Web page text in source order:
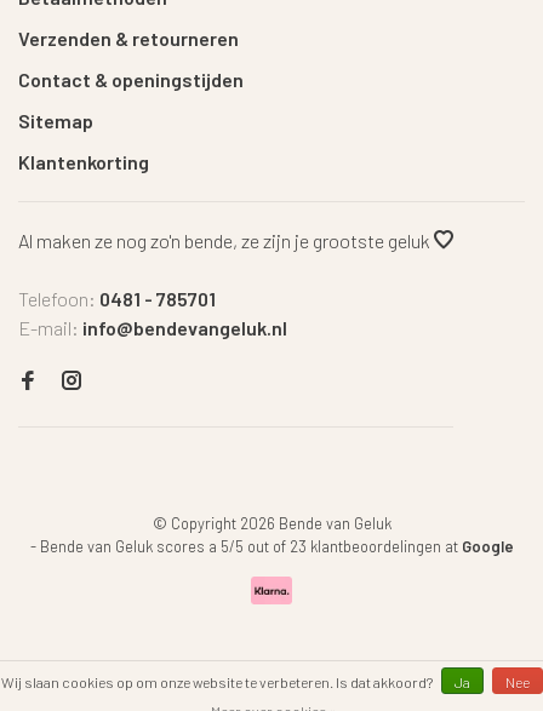
Verzenden & retourneren
Contact & openingstijden
Sitemap
Klantenkorting
Al maken ze nog zo'n bende, ze zijn je grootste geluk
Telefoon: 0481 - 785701
E-mail: info@bendevangeluk.nl
© Copyright 2026 Bende van Geluk
- Bende van Geluk scores a 5/5 out of 23 klantbeoordelingen at Google
Wij slaan cookies op om onze website te verbeteren. Is dat akkoord? Ja
Nee